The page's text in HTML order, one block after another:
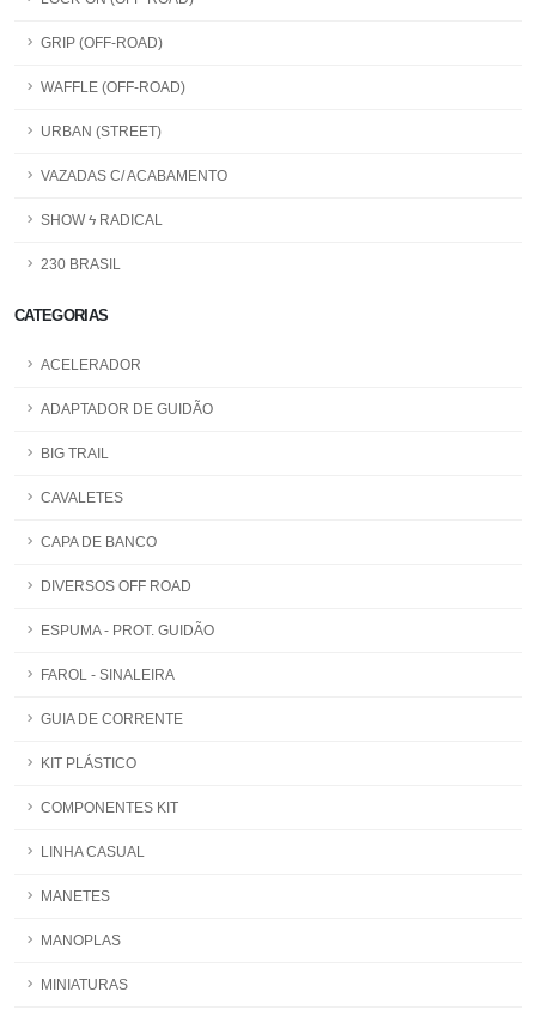
GRIP (OFF-ROAD)
WAFFLE (OFF-ROAD)
URBAN (STREET)
VAZADAS C/ ACABAMENTO
SHOW ϟ RADICAL
230 BRASIL
CATEGORIAS
ACELERADOR
ADAPTADOR DE GUIDÃO
BIG TRAIL
CAVALETES
CAPA DE BANCO
DIVERSOS OFF ROAD
ESPUMA - PROT. GUIDÃO
FAROL - SINALEIRA
GUIA DE CORRENTE
KIT PLÁSTICO
COMPONENTES KIT
LINHA CASUAL
MANETES
MANOPLAS
MINIATURAS